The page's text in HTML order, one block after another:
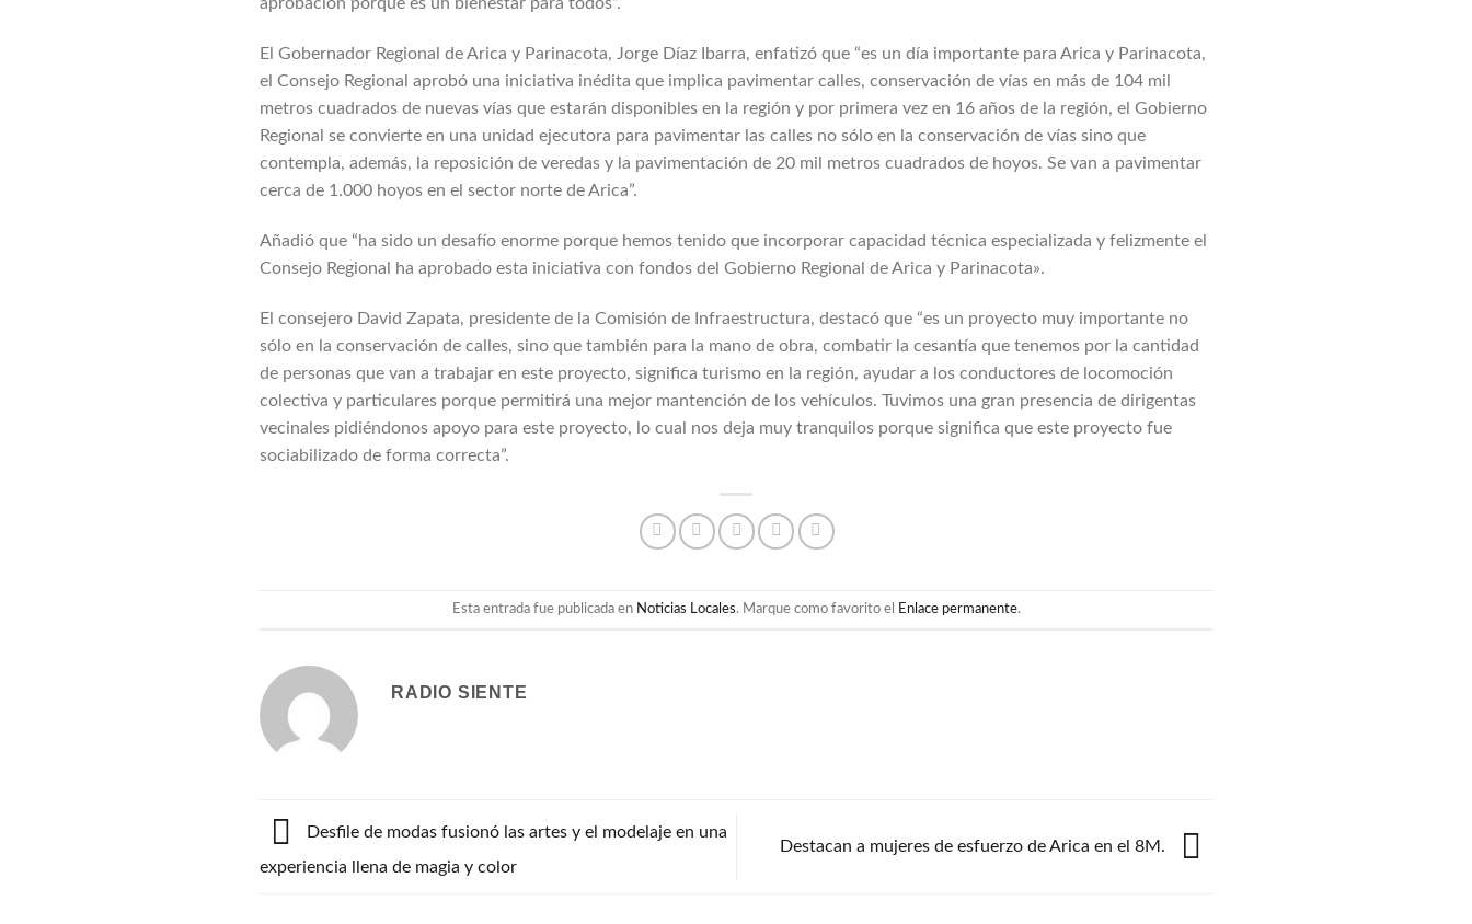
aprobación porque es un bienestar para todos”.
El Gobernador Regional de Arica y Parinacota, Jorge Díaz Ibarra, enfatizó que “es un día importante para Arica y Parinacota,
el Consejo Regional aprobó una iniciativa inédita que implica pavimentar calles, conservación de vías en más de 104 mil
metros cuadrados de nuevas vías que estarán disponibles en la región y por primera vez en 16 años de la región, el Gobierno
Regional se convierte en una unidad ejecutora para pavimentar las calles no sólo en la conservación de vías sino que
contempla, además, la reposición de veredas y la pavimentación de 20 mil metros cuadrados de hoyos. Se van a pavimentar
cerca de 1.000 hoyos en el sector norte de Arica”.
Añadió que “ha sido un desafío enorme porque hemos tenido que incorporar capacidad técnica especializada y felizmente el
Consejo Regional ha aprobado esta iniciativa con fondos del Gobierno Regional de Arica y Parinacota».
El consejero David Zapata, presidente de la Comisión de Infraestructura, destacó que “es un proyecto muy importante no
sólo en la conservación de calles, sino que también para la mano de obra, combatir la cesantía que tenemos por la cantidad
de personas que van a trabajar en este proyecto, significa turismo en la región, ayudar a los conductores de locomoción
colectiva y particulares porque permitirá una mejor mantención de los vehículos. Tuvimos una gran presencia de dirigentas
vecinales pidiéndonos apoyo para este proyecto, lo cual nos deja muy tranquilos porque significa que este proyecto fue
sociabilizado de forma correcta”.
Esta entrada fue publicada en Noticias Locales. Marque como favorito el Enlace permanente.
RADIO SIENTE
Desfile de modas fusionó las artes y el modelaje en una
experiencia llena de magia y color
Destacan a mujeres de esfuerzo de Arica en el 8M.